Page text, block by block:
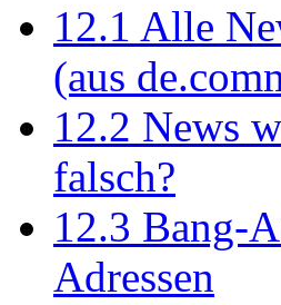
12.1 Alle
(aus
12.2 News
falsch?
12.3 Bang-
Adressen